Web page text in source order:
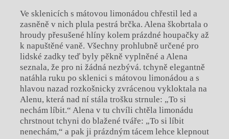
Ve sklenicích s mátovou limonádou chřestil led a
zasněně v nich plula pestrá brčka. Alena škobrtala o
hroudy přesušené hlíny kolem prázdné houpačky až
k napuštěné vaně. Všechny prohlubně určené pro
lidské zadky teď byly pěkně vyplněné a Alena
seznala, že pro ni žádná nezbývá. tchyně elegantně
natáhla ruku po sklenici s mátovou limonádou a s
hlavou nazad rozkošnicky zvrácenou vykloktala na
Alenu, která nad ní stála trošku strnule: „To si
nechám líbit.“ Alena v tu chvíli chtěla limonádu
chrstnout tchyni do blažené tváře: „To si líbit
nenechám,“ a pak ji prázdným tácem lehce klepnout